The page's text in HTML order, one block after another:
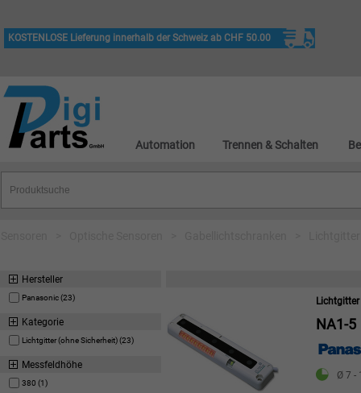
KOSTENLOSE Lieferung innerhalb der Schweiz ab CHF 50.00
Automation Trennen & Schalten
Hersteller
Panasonic (23)
Kategorie
Lichtgitter (ohne Sicherheit) (23)
Messfeldhöhe
380 (1)
NA1-5
Ø 7 -